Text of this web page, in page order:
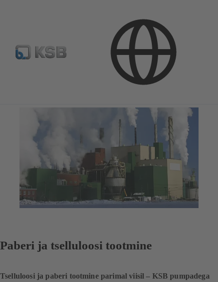
Tööstustehnoloogia
Paberi ja tselluloosi tootmine
Tselluloosi ja paberi tootmine parimal viisil – KSB pumpadega